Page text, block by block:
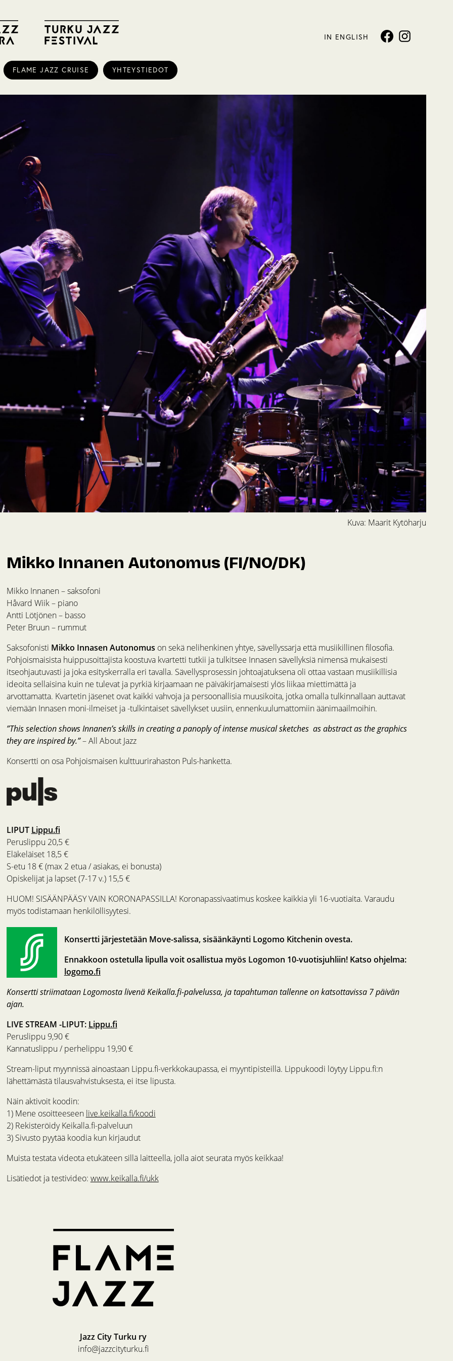
IN ENGLISH
FLAME JAZZ CRUISE YHTEYSTIEDOT
Kuva: Maarit Kytöharju
Mikko Innanen Autonomus (FI/NO/DK)
Mikko Innanen – saksofoni
Håvard Wiik – piano
Antti Lötjönen – basso
Peter Bruun – rummut
Saksofonisti Mikko Innasen Autonomus on sekä nelihenkinen yhtye, sävellyssarja että musiikillinen filosofia.
Pohjoismaisista huippusoittajista koostuva kvartetti tutkii ja tulkitsee Innasen sävellyksiä nimensä mukaisesti
itseohjautuvasti ja joka esityskerralla eri tavalla. Sävellysprosessin johtoajatuksena oli ottaa vastaan musiikillisia
ideoita sellaisina kuin ne tulevat ja pyrkiä kirjaamaan ne päiväkirjamaisesti ylös liikaa miettimättä ja
arvottamatta. Kvartetin jäsenet ovat kaikki vahvoja ja persoonallisia muusikoita, jotka omalla tulkinnallaan auttavat
viemään Innasen moni-ilmeiset ja -tulkintaiset sävellykset uusiin, ennenkuulumattomiin äänimaailmoihin.
”This selection shows Innanen’s skills in creating a panoply of intense musical sketches as abstract as the graphics
they are inspired by.”– All About Jazz
Konsertti on osa Pohjoismaisen kulttuurirahaston Puls-hanketta.
LIPUT Lippu.fi
Peruslippu 20,5 €
Eläkeläiset 18,5 €
S-etu 18 € (max 2 etua / asiakas, ei bonusta)
Opiskelijat ja lapset (7-17 v.) 15,5 €
HUOM! SISÄÄNPÄÄSY VAIN KORONAPASSILLA! Koronapassivaatimus koskee kaikkia yli 16-vuotiaita. Varaudu
myös todistamaan henkilöllisyytesi.
Konsertti järjestetään Move-salissa, sisäänkäynti Logomo Kitchenin ovesta.
Ennakkoon ostetulla lipulla voit osallistua myös Logomon 10-vuotisjuhliin! Katso ohjelma:
logomo.fi
Konsertti striimataan Logomosta livenä Keikalla.fi-palvelussa, ja tapahtuman tallenne on katsottavissa 7 päivän
ajan.
LIVE STREAM -LIPUT: Lippu.fi
Peruslippu 9,90 €
Kannatuslippu / perhelippu 19,90 €
Stream-liput myynnissä ainoastaan Lippu.fi-verkkokaupassa, ei myyntipisteillä. Lippukoodi löytyy Lippu.fi:n
lähettämästä tilausvahvistuksesta, ei itse lipusta.
Näin aktivoit koodin:
1) Mene osoitteeseen live.keikalla.fi/koodi
2) Rekisteröidy Keikalla.fi-palveluun
3) Sivusto pyytää koodia kun kirjaudut
Muista testata videota etukäteen sillä laitteella, jolla aiot seurata myös keikkaa!
Lisätiedot ja testivideo: www.keikalla.fi/ukk
Jazz City Turku ry
info@jazzcityturku.fi